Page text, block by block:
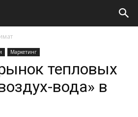
Маркетинг
тепловых
вода» в